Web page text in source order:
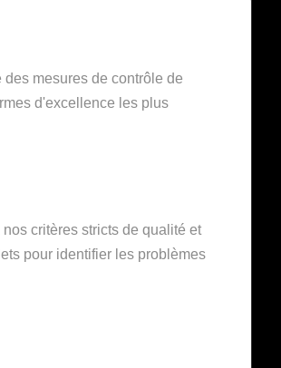
mesures de contrôle de
d'excellence les plus
critères stricts de qualité et
pour identifier les problèmes